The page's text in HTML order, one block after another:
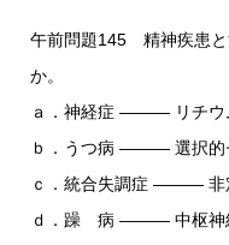
午前問題145 精神疾患と
か。
ａ．神経症 ――― リチウ
ｂ．うつ病 ――― 選択的
ｃ．統合失調症 ――― 非
ｄ．躁 病 ――― 中枢神